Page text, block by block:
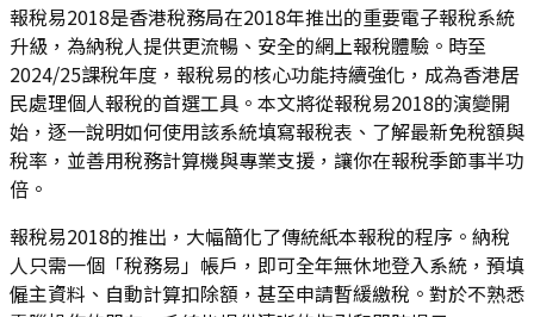
報稅易2018是香港稅務局在2018年推出的重要電子報稅系統
升級，為納稅人提供更流暢、安全的網上報稅體驗。時至
2024/25課稅年度，報稅易的核心功能持續強化，成為香港居
民處理個人報稅的首選工具。本文將從報稅易2018的演變開
始，逐一說明如何使用該系統填寫報稅表、了解最新免稅額與
稅率，並善用稅務計算機與專業支援，讓你在報稅季節事半功
倍。
報稅易2018的推出，大幅簡化了傳統紙本報稅的程序。納稅
人只需一個「稅務易」帳戶，即可全年無休地登入系統，預填
僱主資料、自動計算扣除額，甚至申請暫緩繳稅。對於不熟悉